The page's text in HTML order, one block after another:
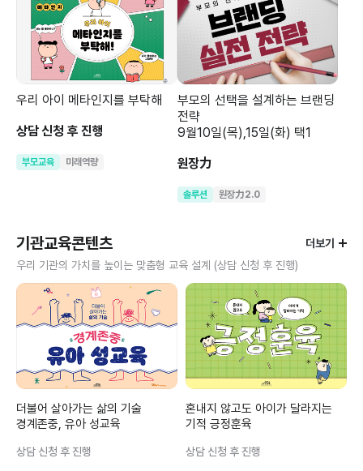
우리 아이 메타인지를 부탁해
상담 신청 후 진행
부모교육 미래역량
부모의 선택을 설계하는 브랜딩
전략
9월10일(목),15일(화) 택1
원장力
솔루션 원장力2.0
기관교육콘텐츠
더보기
우리 기관의 가치를 높이는 맞춤형 교육 설계 (상담 신청 후 진행)
더불어 살아가는 삶의 기술
경계존중, 유아 성교육
상담 신청 후 진행
혼내지 않고도 아이가 달라지는
기적 긍정훈육
상담 신청 후 진행